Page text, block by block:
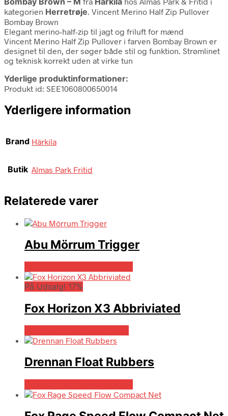
kategorien Herretrøje. Vincent Merino Half Zip Pullover
Bombay Brown
Elegant merino-half-zip til jagt og friluft for mænd
Vincent Merino Half Zip Pullover i farven Bombay Brown er
designet til den, der søger både stil og funktion. Strømlinet
og teknisk korrekt uden at virke tun
Yderlige produktinformationer:
Produkt id: SEE1060800650014
Yderligere information
Brand Härkila
Butik Almas Park Fritid
Relaterede varer
Abu Mörrum Trigger
På Udsalg! 17%
Fox Horizon X3 Abbriviated
Drennan Float Rubbers